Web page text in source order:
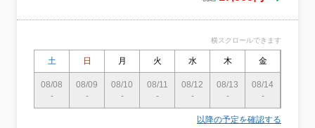
なキッチンで料理をお楽しみください。
横スクロールできます
土 日 月 火 水 木 金
08/08
-
08/09
-
08/10
-
08/11
-
08/12
-
08/13
-
08/14
-
以降の予定を確認する